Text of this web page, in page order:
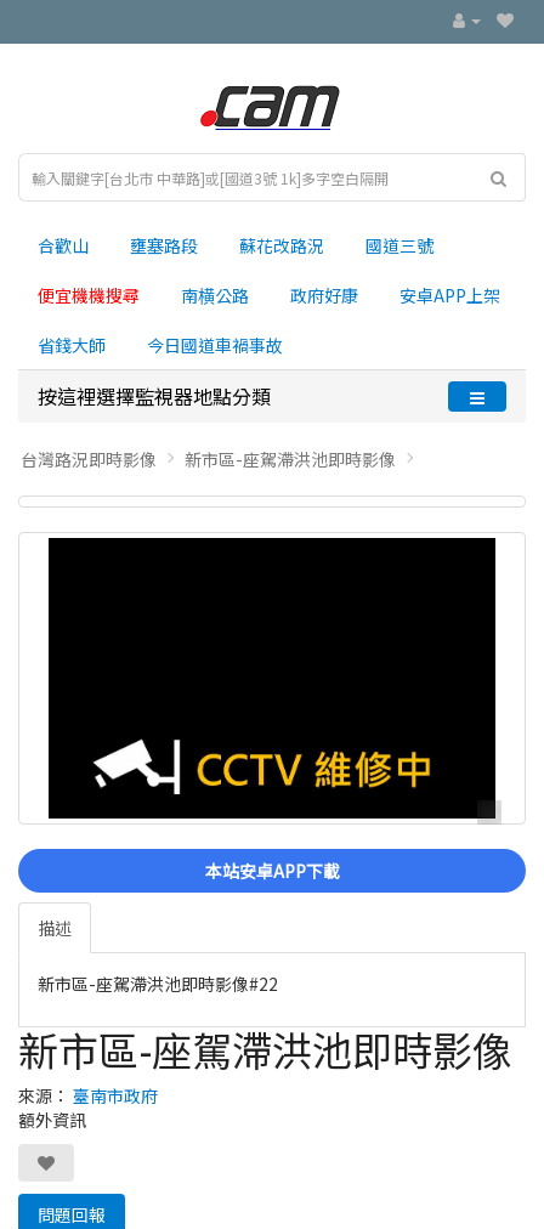
合歡山 壅塞路段 蘇花改路況 國道三號
便宜機機搜尋 南横公路 政府好康 安卓APP上架
省錢大師 今日國道車禍事故
按這裡選擇監視器地點分類
台灣路況即時影像 新市區-座駕滯洪池即時影像
本站安卓APP下載
描述
新市區-座駕滯洪池即時影像#22
新市區-座駕滯洪池即時影像
來源： 臺南市政府
額外資訊
問題回報